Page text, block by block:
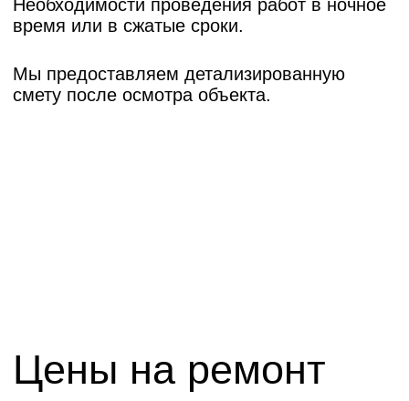
стоимость ремонта?
Оставьте заявку для
расчета цены